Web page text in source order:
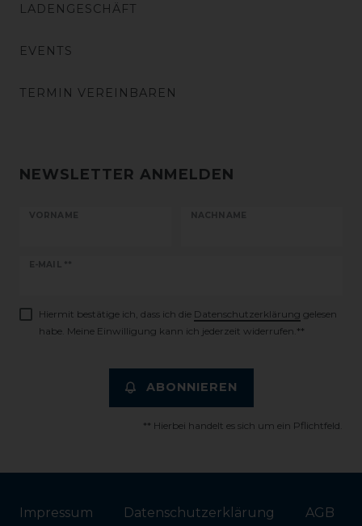
LADENGESCHÄFT
EVENTS
TERMIN VEREINBAREN
NEWSLETTER ANMELDEN
VORNAME NACHNAME
E-MAIL **
Newsletter
Hiermit bestätige ich, dass ich die Daten­schutz­erklärung gelesen
habe. Meine Einwilligung kann ich jederzeit widerrufen.**
ABONNIEREN
** Hierbei handelt es sich um ein Pflichtfeld.
Impressum Daten­schutz­erklärung AGB